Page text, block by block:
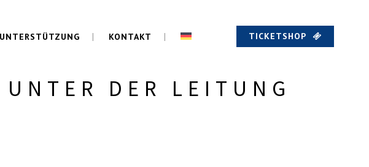
TICKETSHOP
UNTERSTÜTZUNG KONTAKT
DER LEITUNG